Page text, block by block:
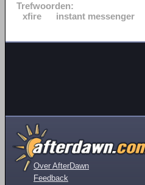
Trefwoorden:
xfire
instant messenger
Over AfterDawn
Feedback